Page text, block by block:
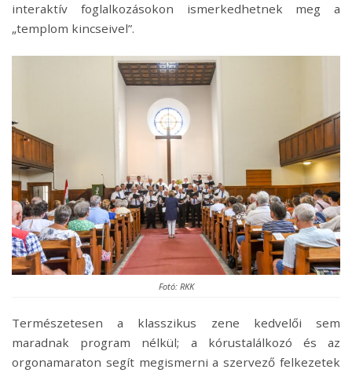
interaktív foglalkozásokon ismerkedhetnek meg a
„templom kincseivel”.
Fotó: RKK
Természetesen a klasszikus zene kedvelői sem
maradnak program nélkül; a kórustalálkozó és az
orgonamaraton segít megismerni a szervező felkezetek